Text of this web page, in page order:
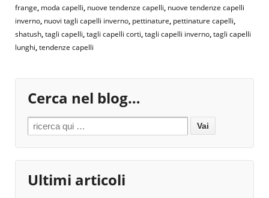
frange, moda capelli, nuove tendenze capelli, nuove tendenze capelli
inverno, nuovi tagli capelli inverno, pettinature, pettinature capelli,
shatush,tagli capelli,tagli capelli corti,tagli capelli inverno,tagli capelli
lunghi,tendenze capelli
Cerca nel blog…
Search for:
Ultimi articoli